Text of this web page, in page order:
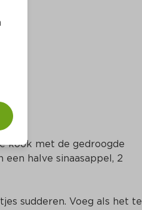
kook met de gedroogde
een halve sinaasappel, 2
sudderen. Voeg als het te